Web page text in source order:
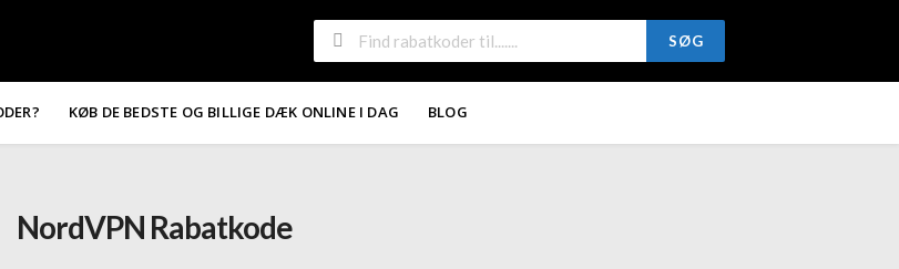
SØG
KØB DE BEDSTE OG BILLIGE DÆK ONLINE I DAG BLOG
NordVPN Rabatkode